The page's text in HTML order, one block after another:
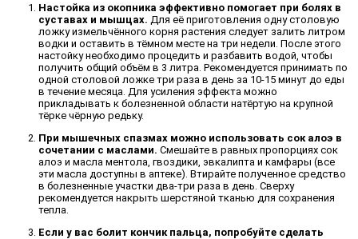
Настойка из окопника эффективно помогает при болях в
суставах и мышцах. Для её приготовления одну столовую
ложку измельчённого корня растения следует залить литром
водки и оставить в тёмном месте на три недели. После этого
настойку необходимо процедить и разбавить водой, чтобы
получить общий объём в 3 литра. Рекомендуется принимать по
одной столовой ложке три раза в день за 10-15 минут до еды
в течение месяца. Для усиления эффекта можно
прикладывать к болезненной области натёртую на крупной
тёрке чёрную редьку.
При мышечных спазмах можно использовать сок алоэ в
сочетании с маслами. Смешайте в равных пропорциях сок
алоэ и масла ментола, гвоздики, эвкалипта и камфары (все
эти масла доступны в аптеке). Втирайте полученное средство
в болезненные участки два-три раза в день. Сверху
рекомендуется накрыть шерстяной тканью для сохранения
тепла.
Если у вас болит кончик пальца, попробуйте сделать